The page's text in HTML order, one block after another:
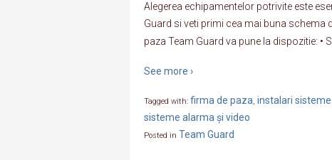
Alegerea echipamentelor potrivite este
Guard si veti primi cea mai buna schema
paza Team Guard va pune la dispozitie: •
See more ›
Tagged with: firma de paza, instalari
sisteme alarma și video
Posted in Team Guard